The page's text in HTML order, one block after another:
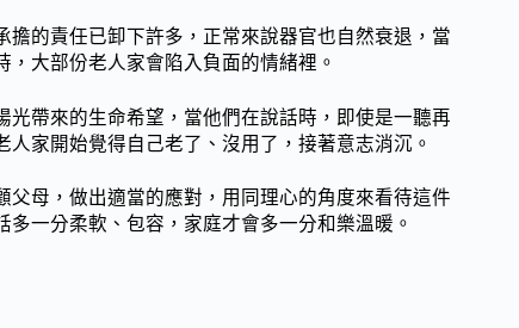
的責任已卸下許多，正常來說器官也自然衰退，當
大部份老人家會陷入負面的情緒裡。
帶來的生命希望，當他們在說話時，即使是一聽再
家開始覺得自己老了、沒用了，接著意志消沉。
母，做出適當的應對，用同理心的角度來看待這件
一分柔軟、包容，家庭才會多一分和樂溫暖。